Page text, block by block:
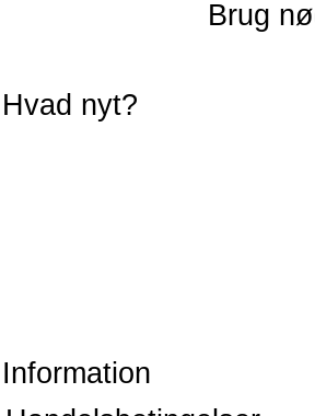
Brug
Hvad nyt?
Information